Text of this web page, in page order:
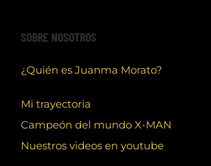
SOBRE NOSOTROS
¿Quién es Juanma Morato?
Mi trayectoria
Campeón del mundo X-MAN
Nuestros videos en youtube